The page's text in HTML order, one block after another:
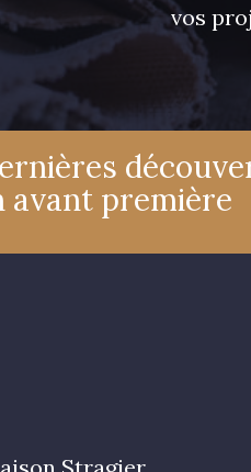
vos
avant première